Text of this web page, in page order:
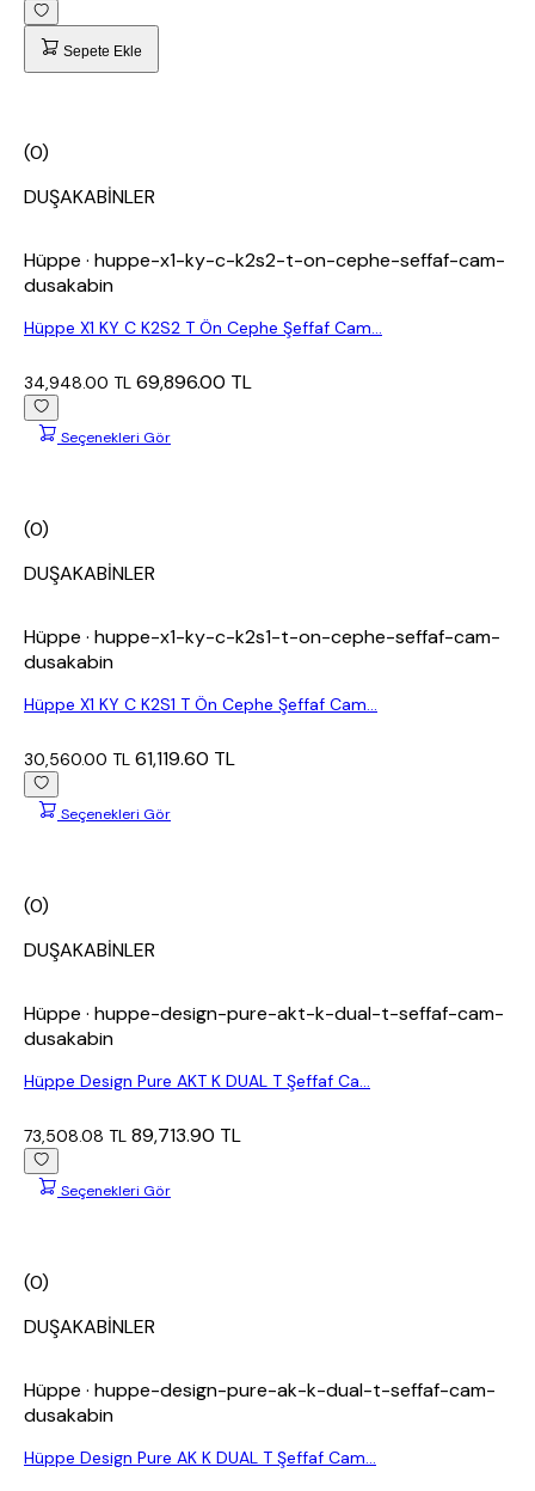
Sepete Ekle
(0)
DUŞAKABİNLER
Hüppe · huppe-x1-ky-c-k2s2-t-on-cephe-seffaf-cam-
dusakabin
Hüppe X1 KY C K2S2 T Ön Cephe Şeffaf Cam...
34,948.00 TL 69,896.00 TL
Seçenekleri Gör
(0)
DUŞAKABİNLER
Hüppe · huppe-x1-ky-c-k2s1-t-on-cephe-seffaf-cam-
dusakabin
Hüppe X1 KY C K2S1 T Ön Cephe Şeffaf Cam...
30,560.00 TL 61,119.60 TL
Seçenekleri Gör
(0)
DUŞAKABİNLER
Hüppe · huppe-design-pure-akt-k-dual-t-seffaf-cam-
dusakabin
Hüppe Design Pure AKT K DUAL T Şeffaf Ca...
73,508.08 TL 89,713.90 TL
Seçenekleri Gör
(0)
DUŞAKABİNLER
Hüppe · huppe-design-pure-ak-k-dual-t-seffaf-cam-
dusakabin
Hüppe Design Pure AK K DUAL T Şeffaf Cam...